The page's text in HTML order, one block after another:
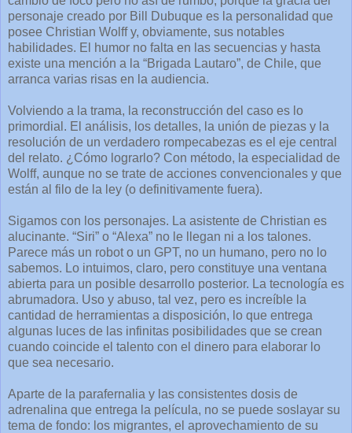
personaje creado por Bill Dubuque es la personalidad que
posee Christian Wolff y, obviamente, sus notables
habilidades. El humor no falta en las secuencias y hasta
existe una mención a la “Brigada Lautaro”, de Chile, que
arranca varias risas en la audiencia.
Volviendo a la trama, la reconstrucción del caso es lo
primordial. El análisis, los detalles, la unión de piezas y la
resolución de un verdadero rompecabezas es el eje central
del relato. ¿Cómo lograrlo? Con método, la especialidad de
Wolff, aunque no se trate de acciones convencionales y que
están al filo de la ley (o definitivamente fuera).
Sigamos con los personajes. La asistente de Christian es
alucinante. “Siri” o “Alexa” no le llegan ni a los talones.
Parece más un robot o un GPT, no un humano, pero no lo
sabemos. Lo intuimos, claro, pero constituye una ventana
abierta para un posible desarrollo posterior. La tecnología es
abrumadora. Uso y abuso, tal vez, pero es increíble la
cantidad de herramientas a disposición, lo que entrega
algunas luces de las infinitas posibilidades que se crean
cuando coincide el talento con el dinero para elaborar lo
que sea necesario.
Aparte de la parafernalia y las consistentes dosis de
adrenalina que entrega la película, no se puede soslayar su
tema de fondo: los migrantes, el aprovechamiento de su